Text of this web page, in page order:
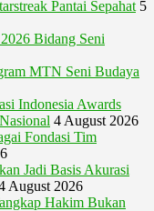
Pantai Sepahat 5
Bidang Seni
MTN Seni Budaya
Indonesia Awards
4 August 2026
Fondasi Tim
Jadi Basis Akurasi
August 2026
Hakim Bukan